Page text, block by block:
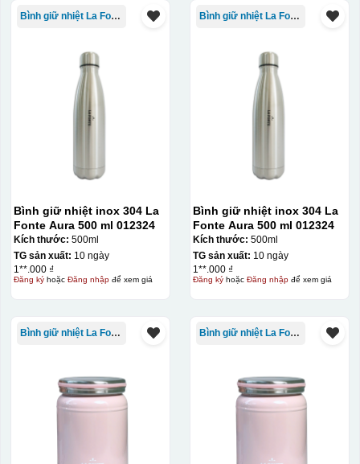
Bình giữ nhiệt La Fonte
Bình giữ nhiệt inox 304 La
Fonte Aura 500 ml 012324
Kích thước: 500ml
TG sản xuất: 10 ngày
1**.000 ₫
Đăng kýhoặc Đăng nhậpđể xem giá
Bình giữ nhiệt La Fonte
Bình giữ nhiệt inox 304 La
Fonte Aura 500 ml 012324
Kích thước: 500ml
TG sản xuất: 10 ngày
1**.000 ₫
Đăng kýhoặc Đăng nhậpđể xem giá
Bình giữ nhiệt La Fonte Bình giữ nhiệt La Fonte